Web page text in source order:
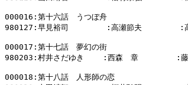
000016:第十六話　うつぼ舟
980127:早見裕司        :高瀬節夫        :
000017:第十七話　夢幻の街
980203:村井さだゆき    :西森　章        :
000018:第十八話　人形師の恋